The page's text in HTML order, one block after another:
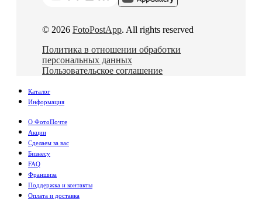
© 2026 FotoPostApp. All rights reserved
Политика в отношении обработки
персональных данных
Пользовательское соглашение
Каталог
Информация
О ФотоПочте
Акции
Сделаем за вас
Бизнесу
FAQ
Франшиза
Поддержка и контакты
Оплата и доставка